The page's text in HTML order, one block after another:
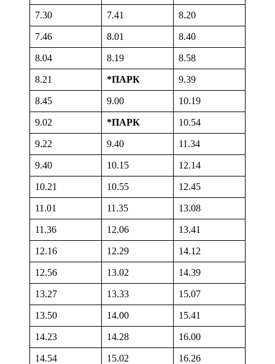
7.30 7.41 8.20
7.46 8.01 8.40
8.04 8.19 8.58
8.21 *ПАРК 9.39
8.45 9.00 10.19
9.02 *ПАРК 10.54
9.22 9.40 11.34
9.40 10.15 12.14
10.21 10.55 12.45
11.01 11.35 13.08
11.36 12.06 13.41
12.16 12.29 14.12
12.56 13.02 14.39
13.27 13.33 15.07
13.50 14.00 15.41
14.23 14.28 16.00
14.54 15.02 16.26